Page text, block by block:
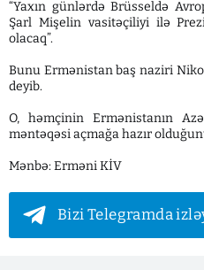
“Yaxın günlərdə Brüsseldə
Şarl Mişelin vasitəçiliyi ilə
olacaq”.
Bunu Ermənistan baş naziri
deyib.
O, həmçinin Ermənistanın
məntəqəsi açmağa hazır
Mənbə: Erməni KİV
Bizi Telegramda